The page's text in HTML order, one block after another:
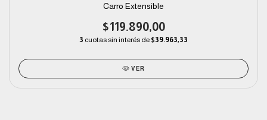
Carro Extensible
$119.890,00
3 cuotas sin interés de $39.963,33
VER